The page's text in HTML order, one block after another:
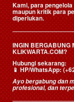
Kami, para
maupun kritik para
diperlukan.
INGIN BERGABUNG
KLIKWARTA.COM?
Hubungi sekarang:
📱HP/WhatsApp:
Ayo bergabung dan
profesional, dan